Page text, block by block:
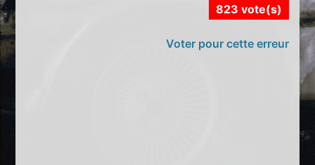
823 vote(s)
Voter pour cette erreur